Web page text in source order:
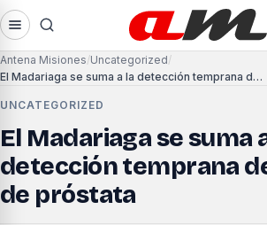
Antena Misiones Uncategorized
El Madariaga se suma a la detección temprana del cáncer de próstata
UNCATEGORIZED
El Madariaga se suma
detección temprana
de próstata